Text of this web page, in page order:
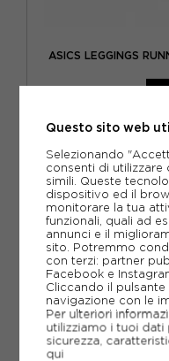
ASICS LEGGINGS
XS S M
-30%
Questo sito web
Selezionando
consenti di utilizzare
simili. Queste
dispositivo ed il
monitorare la tua
funzionali, quali ad
annunci e il
sito. Potremmo
con terzi: partner
Facebook e
Cliccando il
navigazione con le
Per ulteriori
utilizziamo i tuoi
sicurezza,
qui